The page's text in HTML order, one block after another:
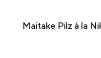
Maitake Pilz à la